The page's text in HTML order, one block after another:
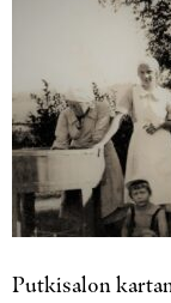
Putkisalon